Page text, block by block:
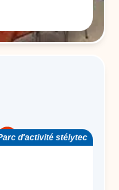
d'activité stélytec